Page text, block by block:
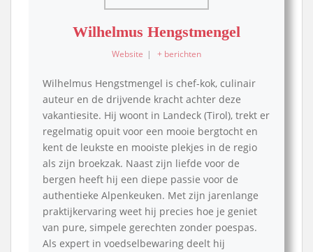
Wilhelmus Hengstmengel
Website | + berichten
Wilhelmus Hengstmengel is chef-kok, culinair
auteur en de drijvende kracht achter deze
vakantiesite. Hij woont in Landeck (Tirol), trekt er
regelmatig opuit voor een mooie bergtocht en
kent de leukste en mooiste plekjes in de regio
als zijn broekzak. Naast zijn liefde voor de
bergen heeft hij een diepe passie voor de
authentieke Alpenkeuken. Met zijn jarenlange
praktijkervaring weet hij precies hoe je geniet
van pure, simpele gerechten zonder poespas.
Als expert in voedselbewaring deelt hij